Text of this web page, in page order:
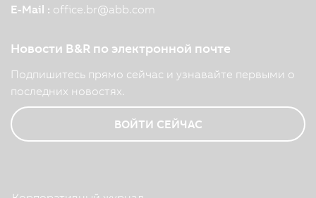
E-Mail : office.br@abb.com
Новости B&R по электронной почте
Подпишитесь прямо сейчас и узнавайте первыми о
последних новостях.
ВОЙТИ СЕЙЧАС